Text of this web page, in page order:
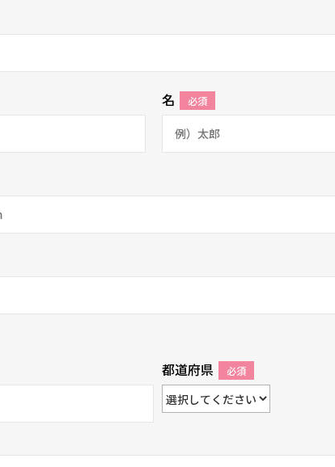
名 必須
都道府県 必須